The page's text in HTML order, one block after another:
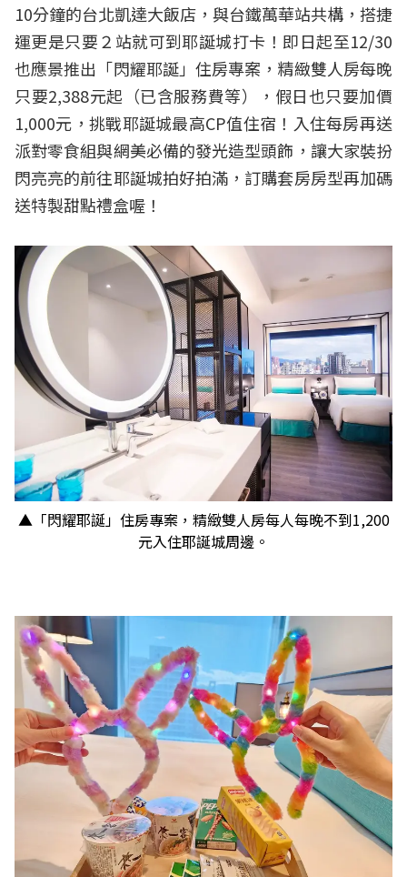
10分鐘的台北凱達大飯店，與台鐵萬華站共構，搭捷
運更是只要２站就可到耶誕城打卡！即日起至12/30
也應景推出「閃耀耶誕」住房專案，精緻雙人房每晚
只要2,388元起（已含服務費等），假日也只要加價
1,000元，挑戰耶誕城最高CP值住宿！入住每房再送
派對零食組與網美必備的發光造型頭飾，讓大家裝扮
閃亮亮的前往耶誕城拍好拍滿，訂購套房房型再加碼
送特製甜點禮盒喔！
▲「閃耀耶誕」住房專案，精緻雙人房每人每晚不到1,200
元入住耶誕城周邊。